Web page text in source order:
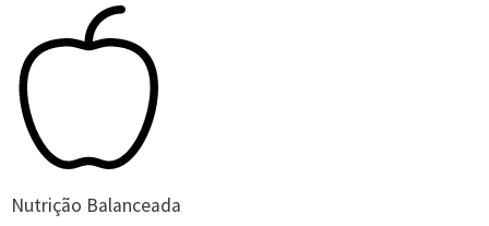
Nutrição Balanceada